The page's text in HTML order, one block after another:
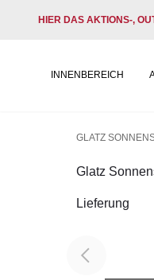
HIER DAS AKTIONS-,
INNENBEREICH
GLATZ
Glatz
Lieferung